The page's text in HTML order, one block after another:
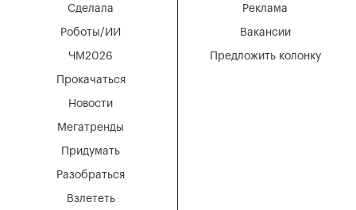
Мегатренды
Придумать
Разобраться
Взлететь
Новости
Сделала
Роботы/ИИ
ЧМ2026
Прокачаться
Вакансии
Реклама
Предложить колонку